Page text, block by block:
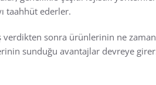
taahhüt ederler.
verdikten sonra ürünlerinin ne
sunduğu avantajlar devreye